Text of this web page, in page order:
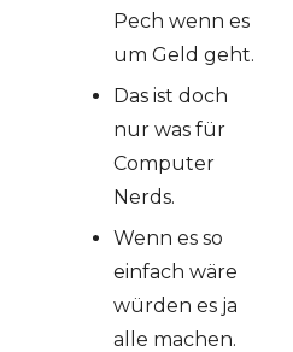
Pech wenn es
um Geld geht.
Das ist doch
nur was für
Computer
Nerds.
Wenn es so
einfach wäre
würden es ja
alle machen.